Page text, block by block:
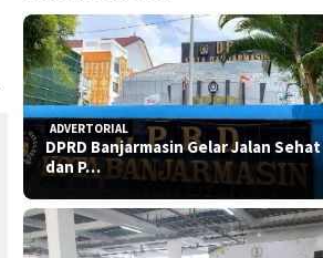
ADVERTORIAL
DPRD Banjarmasin Gelar Jalan Sehat
dan P…